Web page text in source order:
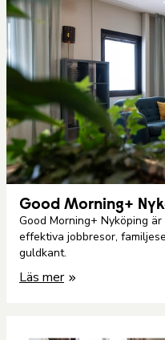
Good Morning+
Good Morning+ Nyköping
effektiva jobbresor,
guldkant.
Läs mer